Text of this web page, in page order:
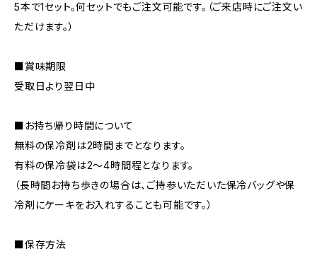
5本で1セット。何セットでもご注文可能です。（ご来店時にご注文い
ただけます。）
■賞味期限
受取日より翌日中
■お持ち帰り時間について
無料の保冷剤は2時間までとなります。
有料の保冷袋は2～4時間程となります。
（長時間お持ち歩きの場合は、ご持参いただいた保冷バッグや保
冷剤にケーキをお入れすることも可能です。）
■保存方法